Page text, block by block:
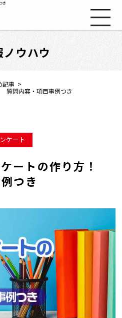
ウハウ
報
ー
ー
語集
グ
き
ノウハウ
記事
質問内容・項目事例つき
ケート
ートの作り方！
つき